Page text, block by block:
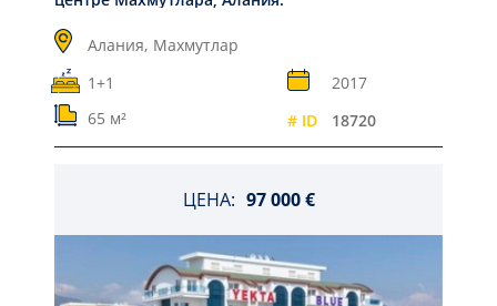
Алания, Махмутлар
1+1
2017
65 м²
# ID 18720
ЦЕНА: 97 000 €